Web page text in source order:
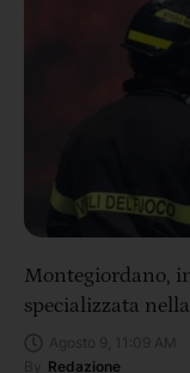
Montegiordano,
specializzata
Redazione